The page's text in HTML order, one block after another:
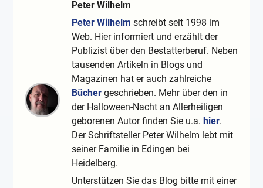
Peter Wilhelm
Peter Wilhelm schreibt seit 1998 im
Web. Hier informiert und erzählt der
Publizist über den Bestatterberuf. Neben
tausenden Artikeln in Blogs und
Magazinen hat er auch zahlreiche
Bücher geschrieben. Mehr über den in
der Halloween-Nacht an Allerheiligen
geborenen Autor finden Sie u.a.hier.
Der Schriftsteller Peter Wilhelm lebt mit
seiner Familie in Edingen bei
Heidelberg.
Unterstützen Sie das Blog bitte mit einer